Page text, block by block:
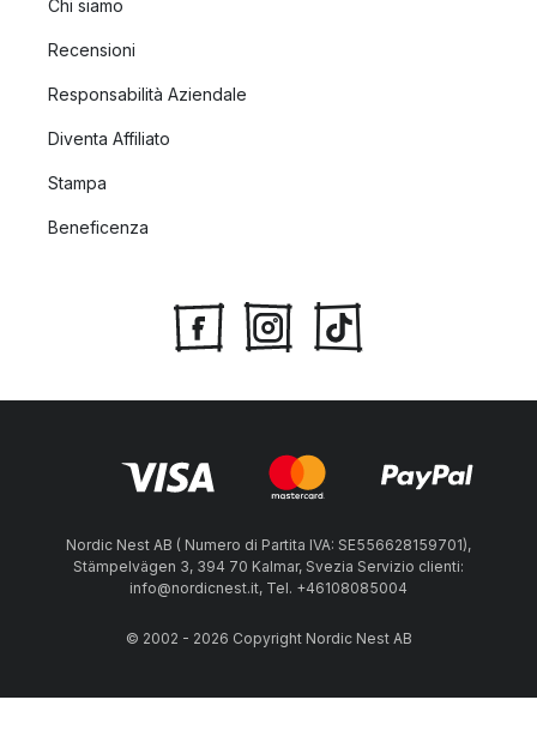
Chi siamo
Recensioni
Responsabilità Aziendale
Diventa Affiliato
Stampa
Beneficenza
Nordic Nest AB ( Numero di Partita IVA: SE556628159701),
Stämpelvägen 3, 394 70 Kalmar, Svezia Servizio clienti:
info@nordicnest.it, Tel. +46108085004
© 2002 - 2026 Copyright Nordic Nest AB